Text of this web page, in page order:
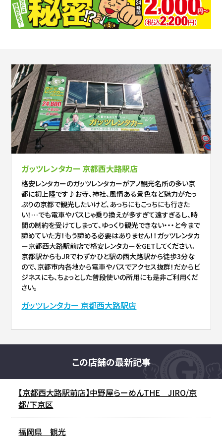
ガッツレンタカー 京都西大路駅店
格安レンタカーのガッツレンタカーがアノ観光名所の多い京
都に初上陸です♪お寺、神社、風情ある景色など魅力がたっ
ぷりの京都で観光したいけど、あっちにもこっちにも行きた
い！…でも電車やバスじゃ乗り換えが多すぎて遠すぎるし、時
間の制約を受けてしまって、ゆっくり観光できない・・・と今まで
諦めていた方！もう諦める必要はありません！！ガッツレンタカ
ー京都西大路駅前店で格安レンタカーをGETしてください。
京都駅からもJRでわずかひと駅の西大路駅から徒歩3分な
ので、京都市内各地から電車やバスでアクセス抜群！だからビ
ジネスにも、ちょっとした普段使いの所用にも是非ご利用くだ
さい。
ガッツレンタカー 京都西大路駅店
この店舗の最新記事
【京都西大路駅前店】中野屋らーめんTHE JIRO/京
都/下京区
福岡県 観光